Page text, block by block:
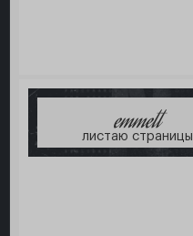
emmett
листаю страницы